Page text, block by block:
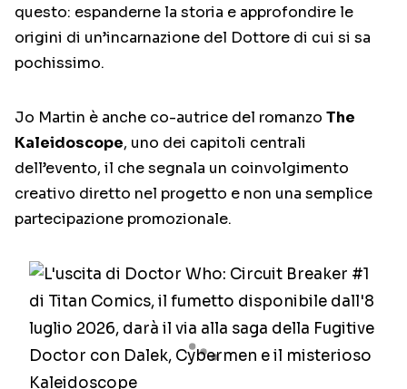
questo: espanderne la storia e approfondire le
origini di un’incarnazione del Dottore di cui si sa
pochissimo.
Jo Martin è anche co-autrice del romanzo The
Kaleidoscope, uno dei capitoli centrali
dell’evento, il che segnala un coinvolgimento
creativo diretto nel progetto e non una semplice
partecipazione promozionale.